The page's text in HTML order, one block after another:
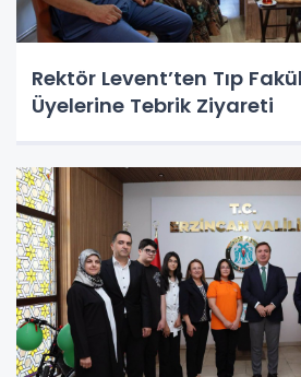
Rektör Levent’ten Tıp
Üyelerine Tebrik Ziyareti